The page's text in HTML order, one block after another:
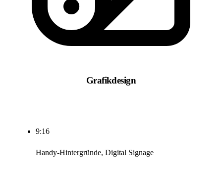
Grafikdesign
9:16
Handy-Hintergründe, Digital Signage